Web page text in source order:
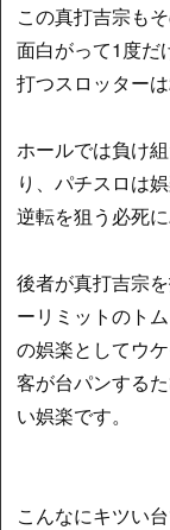
この真打吉宗もそ
面白がって1度だ
打つスロッターは
ホールでは負け
り、パチスロは
逆転を狙う必死
後者が真打吉宗
ーリミットのト
の娯楽としてウ
客が台パンする
い娯楽です。
こんなにキツい